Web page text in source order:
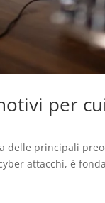
per
delle principali
attacchi, è